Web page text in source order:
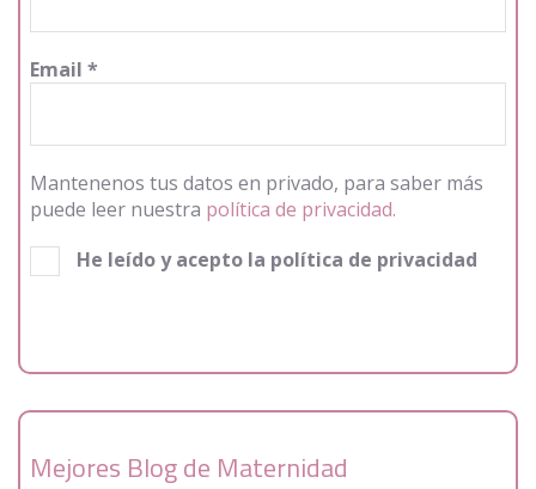
Email *
Mantenenos tus datos en privado, para saber más
puede leer nuestra política de privacidad.
He leído y acepto la política de privacidad
Mejores Blog de Maternidad